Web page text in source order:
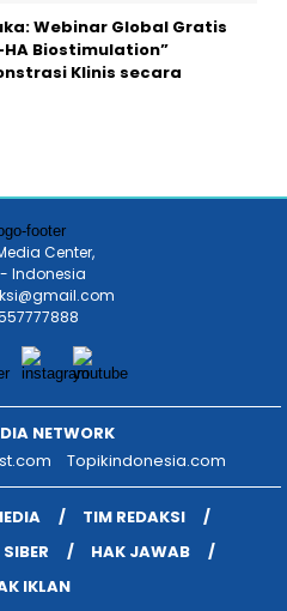
Webinar Global Gratis
Biostimulation”
Klinis secara
Center,
Indonesia
NETWORK
Topikindonesia.com
TIM REDAKSI
HAK JAWAB
IKLAN